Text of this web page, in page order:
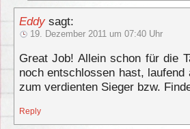
Eddy sagt:
19. Dezember 2011 um 07:40 Uhr
Great Job! Allein schon für die
noch entschlossen hast,
zum verdienten Sieger bzw.
Reply